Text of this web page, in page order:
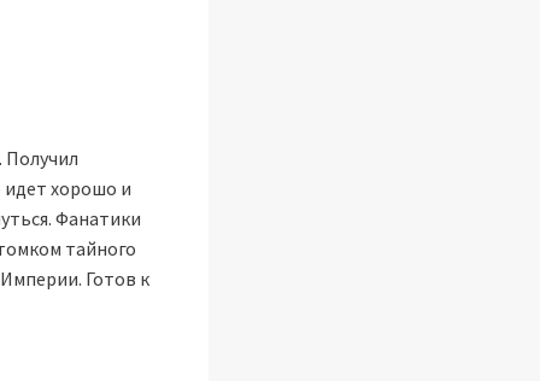
идет хорошо и
Фанатики
тайного
Готов к